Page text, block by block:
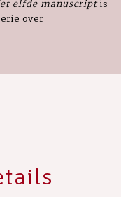
elfde manuscriptis
over